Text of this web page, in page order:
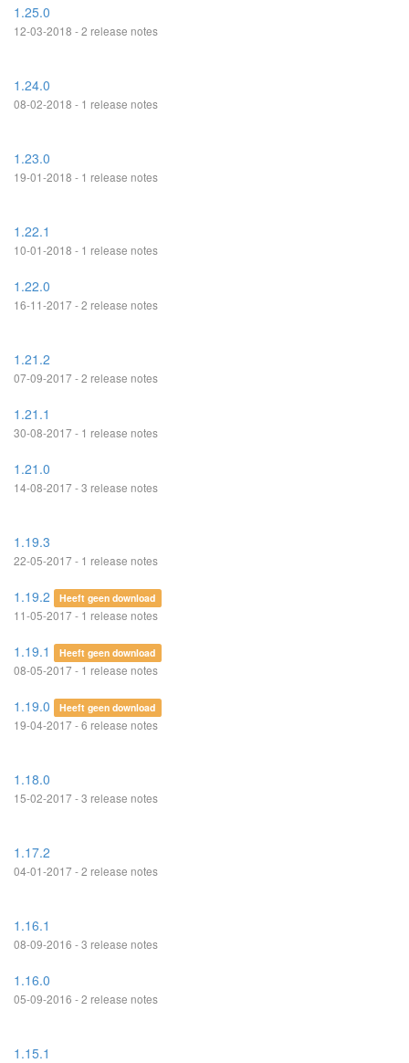
1.25.0
12-03-2018 - 2 release notes
1.24.0
08-02-2018 - 1 release notes
1.23.0
19-01-2018 - 1 release notes
1.22.1
10-01-2018 - 1 release notes
1.22.0
16-11-2017 - 2 release notes
1.21.2
07-09-2017 - 2 release notes
1.21.1
30-08-2017 - 1 release notes
1.21.0
14-08-2017 - 3 release notes
1.19.3
22-05-2017 - 1 release notes
1.19.2 Heeft geen download
11-05-2017 - 1 release notes
1.19.1 Heeft geen download
08-05-2017 - 1 release notes
1.19.0 Heeft geen download
19-04-2017 - 6 release notes
1.18.0
15-02-2017 - 3 release notes
1.17.2
04-01-2017 - 2 release notes
1.16.1
08-09-2016 - 3 release notes
1.16.0
05-09-2016 - 2 release notes
1.15.1